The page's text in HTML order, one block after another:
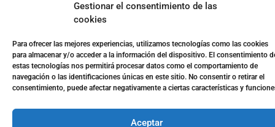
Gestionar el consentimiento de las
cookies
Para ofrecer las mejores experiencias, utilizamos tecnologías como las cookies
para almacenar y/o acceder a la información del dispositivo. El consentimiento
estas tecnologías nos permitirá procesar datos como el comportamiento de
navegación o las identificaciones únicas en este sitio. No consentir o retirar el
consentimiento, puede afectar negativamente a ciertas características y
Aceptar